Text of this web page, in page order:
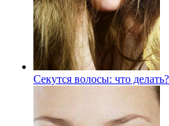
Секутся волосы: что делать?